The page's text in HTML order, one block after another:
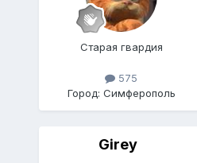
Старая гвардия
575
Город: Симферополь
Girey